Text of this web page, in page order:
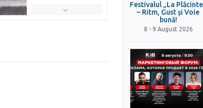
Festivalul „La
– Ritm, Gust și Voie
bună!
8 - 9 August 2026